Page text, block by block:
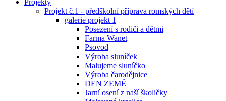
Projekty
Projekt č.1 - předškolní příprava romských dětí
galerie projekt 1
Posezení s rodiči a dětmi
Farma Wanet
Psovod
Výroba sluníček
Malujeme sluníčko
Výroba čarodějnice
DEN ZEMĚ
Jarní osení z naší školičky